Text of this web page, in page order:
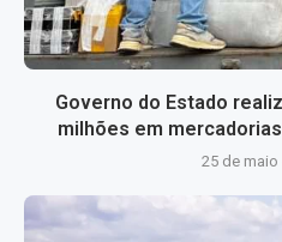
Governo do Estado
milhões em
25 de maio